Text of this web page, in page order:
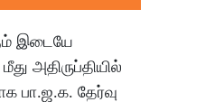
இடையே
அதிருப்தியில்
பா.ஜ.க. தேர்வு